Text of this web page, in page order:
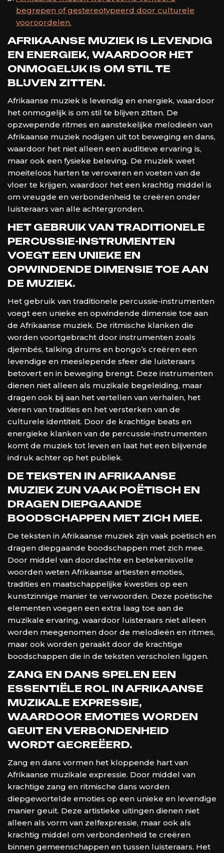
begrepen of gestereotypeerd door culturele
vooroordelen.
AFRIKAANSE MUZIEK IS LEVENDIG
EN ENERGIEK, WAARDOOR HET
ONMOGELIJK IS OM STIL TE
BLIJVEN ZITTEN.
Afrikaanse muziek is levendig en energiek, waardoor
het onmogelijk is om stil te blijven zitten. De
opzwepende ritmes en aanstekelijke melodieën van
Afrikaanse muziek nodigen uit tot beweging en dans,
waardoor het niet alleen een auditieve ervaring is,
maar ook een fysieke beleving. De muziek weet
moeiteloos harten te veroveren en voeten van de
vloer te krijgen, waardoor het een krachtig middel is
om vreugde en verbondenheid te creëren onder
luisteraars van alle achtergronden.
HET GEBRUIK VAN TRADITIONELE
PERCUSSIE-INSTRUMENTEN
VOEGT EEN UNIEKE EN
OPWINDENDE DIMENSIE TOE AAN
DE MUZIEK.
Het gebruik van traditionele percussie-instrumenten
voegt een unieke en opwindende dimensie toe aan
de Afrikaanse muziek. De ritmische klanken die
worden voortgebracht door instrumenten zoals
djembés, talking drums en bongo’s creëren een
levendige en meeslepende sfeer die luisteraars
betovert en in beweging brengt. Deze instrumenten
dienen niet alleen als muzikale begeleiding, maar
dragen ook bij aan het vertellen van verhalen, het
vieren van tradities en het versterken van de
culturele identiteit. Door de krachtige beats en
energieke klanken van de percussie-instrumenten
komt de muziek tot leven en laat het een blijvende
indruk achter op het publiek.
DE TEKSTEN IN AFRIKAANSE
MUZIEK ZIJN VAAK POËTISCH EN
DRAGEN DIEPGAANDE
BOODSCHAPPEN MET ZICH MEE.
De teksten in Afrikaanse muziek zijn vaak poëtisch en
dragen diepgaande boodschappen met zich mee.
Door middel van doordachte en betekenisvolle
woorden weten Afrikaanse artiesten emoties,
tradities en maatschappelijke kwesties op een
kunstzinnige manier te verwoorden. Deze poëtische
elementen voegen een extra laag toe aan de
muzikale ervaring, waardoor luisteraars niet alleen
worden meegenomen door de melodieën en ritmes,
maar ook worden geraakt door de krachtige
boodschappen die in de teksten verscholen liggen.
ZANG EN DANS SPELEN EEN
ESSENTIËLE ROL IN AFRIKAANSE
MUZIKALE EXPRESSIE,
WAARDOOR EMOTIES WORDEN
GEUIT EN VERBONDENHEID
WORDT GECREËERD.
Zang en dans vormen het kloppende hart van
Afrikaanse muzikale expressie. Door middel van
krachtige zang en ritmische dans worden
diepgewortelde emoties op een unieke en levendige
manier geuit. Deze artistieke uitingen dienen niet
alleen als vorm van zelfexpressie, maar ook als
krachtig middel om verbondenheid te creëren
binnen gemeenschappen en tussen luisteraars. Het